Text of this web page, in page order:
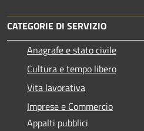
CATEGORIE DI SERVIZIO
Anagrafe e stato civile
Cultura e tempo libero
Vita lavorativa
Imprese e Commercio
Appalti pubblici